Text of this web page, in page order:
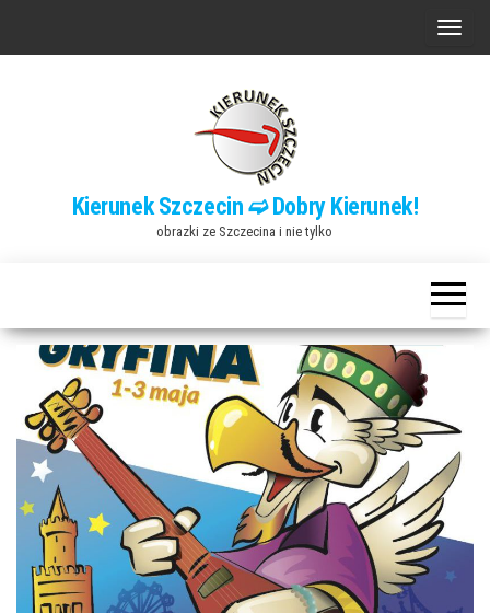
P
n
a
w
a
c
j
Kierunek Szczecin ➫ Dobry Kierunek!
obrazki ze Szczecina i nie tylko